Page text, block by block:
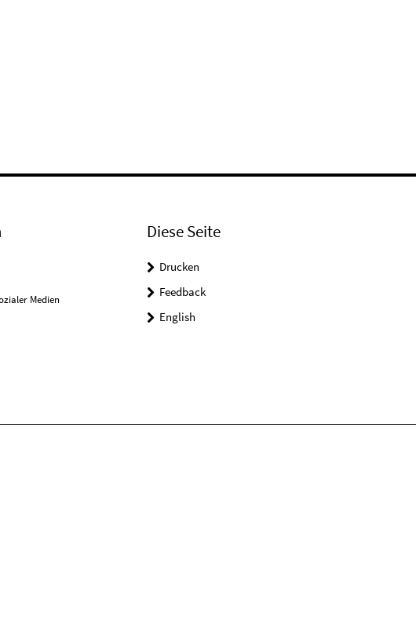
Medien
Diese Seite
Drucken
Feedback
English